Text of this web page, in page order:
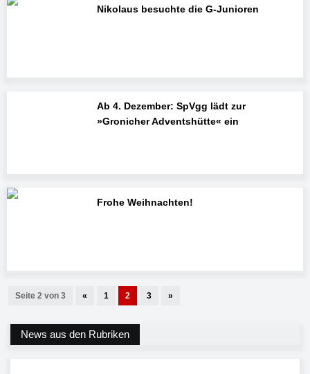
Nikolaus besuchte die G-Junioren
Ab 4. Dezember: SpVgg lädt zur
»Gronicher Adventshütte« ein
Frohe Weihnachten!
Seite 2 von 3 « 1 2 3 »
News aus den Rubriken